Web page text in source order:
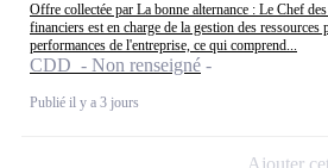
Offre collectée par La bonne alternance : Le Chef
financiers est en charge de la gestion des ressources
performances de l'entreprise, ce qui comprend...
CDD - Non renseigné
Publié il y a 3 jours